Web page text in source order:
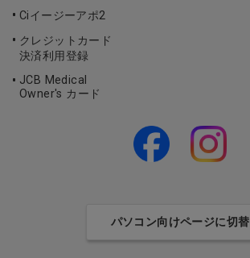
Ciイージーアポ2
クレジットカード
決済利用登録
JCB Medical
Owner's カード
パソコン向けページに切替